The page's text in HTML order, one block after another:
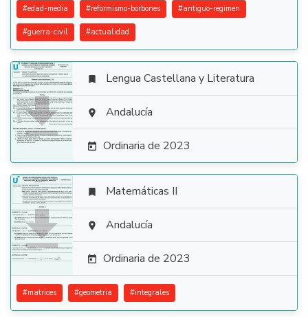
#edad-media #reformismo-borbones #antiguo-regimen
#guerra-civil #actualidad

 Lengua Castellana y Literatura
 Andalucía
 Ordinaria de 2023

 Matemáticas II
 Andalucía
 Ordinaria de 2023
#matrices #geometria #integrales